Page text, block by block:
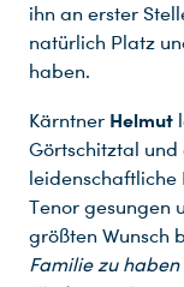
ihn an erster
natürlich Platz
haben.
Kärntner Helmut
Görtschitztal und
leidenschaftliche
Tenor gesungen
größten Wunsch
Familie zu